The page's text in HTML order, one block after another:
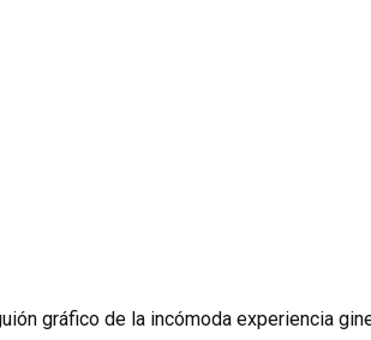
gráfico de la incómoda experiencia